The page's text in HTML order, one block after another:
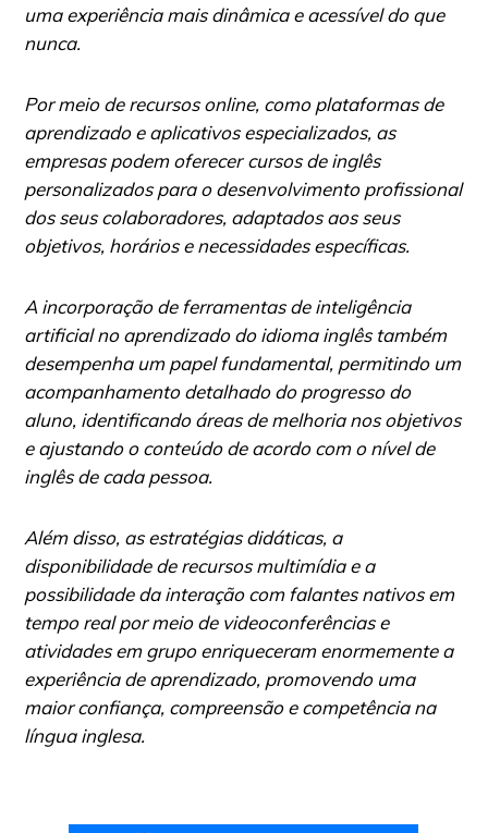
uma experiência mais dinâmica e acessível do que
nunca.
Por meio de recursos online, como plataformas de
aprendizado e aplicativos especializados, as
empresas podem oferecer cursos de inglês
personalizados para o desenvolvimento profissional
dos seus colaboradores, adaptados aos seus
objetivos, horários e necessidades específicas.
A incorporação de ferramentas de inteligência
artificial no aprendizado do idioma inglês também
desempenha um papel fundamental, permitindo um
acompanhamento detalhado do progresso do
aluno, identificando áreas de melhoria nos objetivos
e ajustando o conteúdo de acordo com o nível de
inglês de cada pessoa.
Além disso, as estratégias didáticas, a
disponibilidade de recursos multimídia e a
possibilidade da interação com falantes nativos em
tempo real por meio de videoconferências e
atividades em grupo enriqueceram enormemente a
experiência de aprendizado, promovendo uma
maior confiança, compreensão e competência na
língua inglesa.